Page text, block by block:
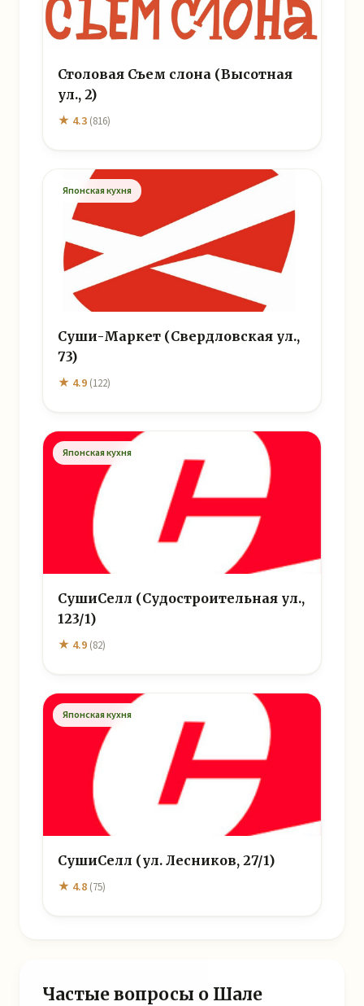
Столовая Съем слона (Высотная
ул., 2)
★ 4.3 (816)
Японская кухня
Суши-Маркет (Свердловская ул.,
73)
★ 4.9 (122)
Японская кухня
СушиСелл (Судостроительная ул.,
123/1)
★ 4.9 (82)
Японская кухня
СушиСелл (ул. Лесников, 27/1)
★ 4.8 (75)
Частые вопросы о Шале